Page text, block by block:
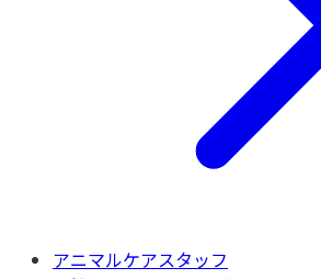
アニマルケアスタッフ